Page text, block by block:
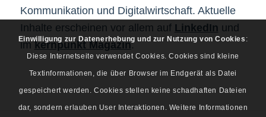
Kommunikation und Digitalwirtschaft. Aktuelle
Inhalte erscheinen vor allem auf LinkedIn und
imkernpunkt Magazin.
Einwilligung zur Datenerhebung und zur Nutzung von Cookies :
Diese Internetseite verwendet Cookies. Cookies sind kleine
Textinformationen, die über Browser im Endgerät als Datei
gespeichert werden. Cookies stellen keine schadhaften Dateien
dar, sondern erlauben User Interaktionen. Weitere Informationen